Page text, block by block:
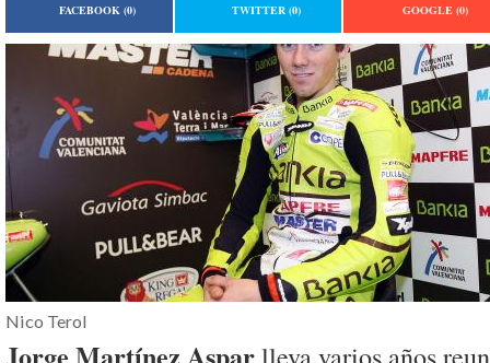
FACEBOOK(0) TWITTER(0) GOOGLE(0)
Nico Terol